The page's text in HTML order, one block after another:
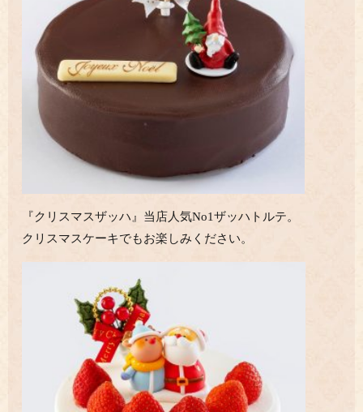
『クリスマスザッハ』当店人気No1ザッハトルテ。
クリスマスケーキでもお楽しみください。